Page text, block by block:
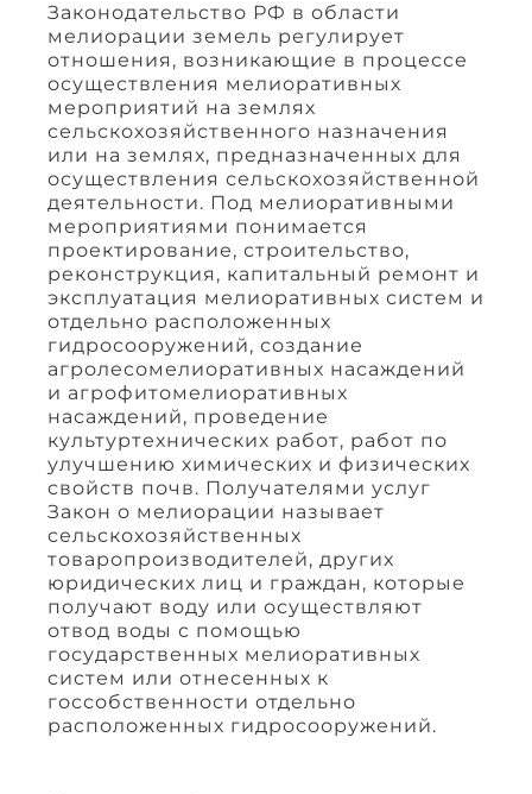
Законодательство РФ в области
мелиорации земель регулирует
отношения, возникающие в процессе
осуществления мелиоративных
мероприятий на землях
сельскохозяйственного назначения
или на землях, предназначенных для
осуществления сельскохозяйственной
деятельности. Под мелиоративными
мероприятиями понимается
проектирование, строительство,
реконструкция, капитальный ремонт и
эксплуатация мелиоративных систем и
отдельно расположенных
гидросооружений, создание
агролесомелиоративных насаждений
и агрофитомелиоративных
насаждений, проведение
культуртехнических работ, работ по
улучшению химических и физических
свойств почв. Получателями услуг
Закон о мелиорации называет
сельскохозяйственных
товаропроизводителей, других
юридических лиц и граждан, которые
получают воду или осуществляют
отвод воды с помощью
государственных мелиоративных
систем или отнесенных к
госсобственности отдельно
расположенных гидросооружений.